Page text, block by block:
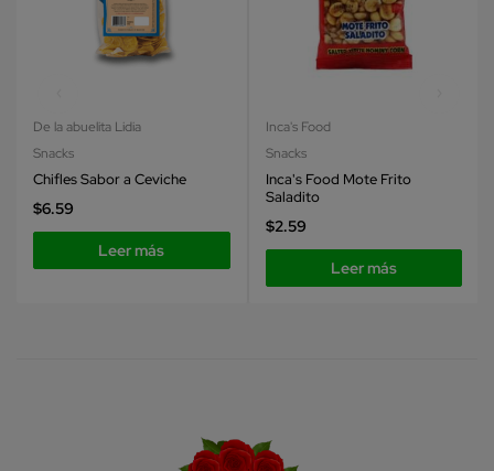
De la abuelita Lidia
Snacks
Chifles Sabor a Ceviche
$6.59
Leer más
Inca's Food
Snacks
Inca's Food Mote Frito
Saladito
$2.59
Leer más